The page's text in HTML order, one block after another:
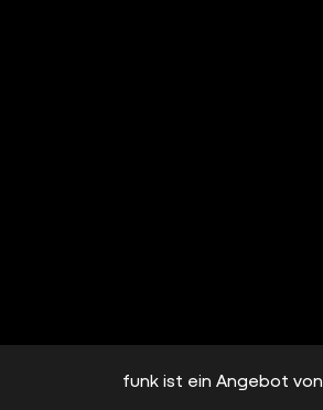
funk ist ein Angebot von